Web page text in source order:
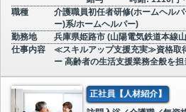
職種
介護職員初任者研修(ホームヘル
ー)系/ホームヘルパー)
勤務地
兵庫県姫路市 (山陽電気鉄道本線
仕事内容
≪スキルアップ支援充実≫資格取
ー 高齢者の生活支援業務全般を
正社員【人材紹介】